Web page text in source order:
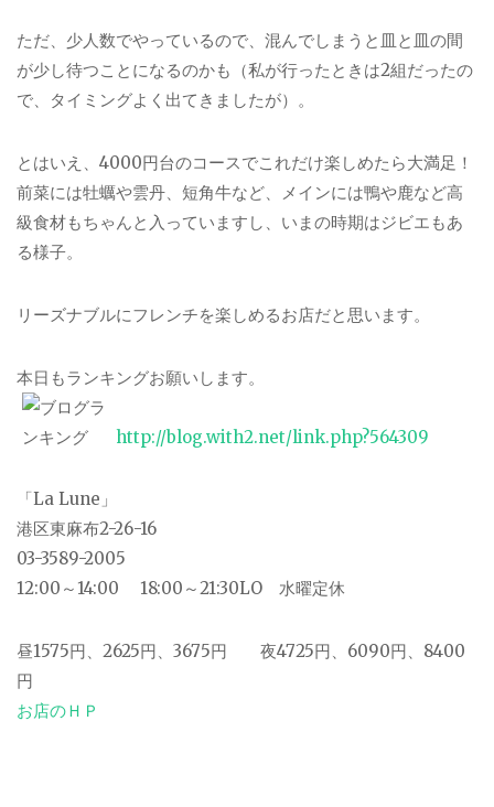
ただ、少人数でやっているので、混んでしまうと皿と皿の間
が少し待つことになるのかも（私が行ったときは2組だったの
で、タイミングよく出てきましたが）。
とはいえ、4000円台のコースでこれだけ楽しめたら大満足！
前菜には牡蠣や雲丹、短角牛など、メインには鴨や鹿など高
級食材もちゃんと入っていますし、いまの時期はジビエもあ
る様子。
リーズナブルにフレンチを楽しめるお店だと思います。
本日もランキングお願いします。
http://blog.with2.net/link.php?564309
「La Lune」
港区東麻布2-26-16
03-3589-2005
12:00～14:00 18:00～21:30LO 水曜定休
昼1575円、2625円、3675円 夜4725円、6090円、8400
円
お店のＨＰ